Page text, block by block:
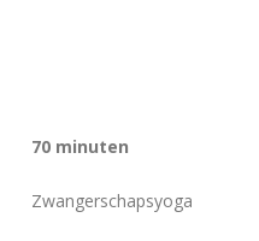
70 minuten
Zwangerschapsyoga